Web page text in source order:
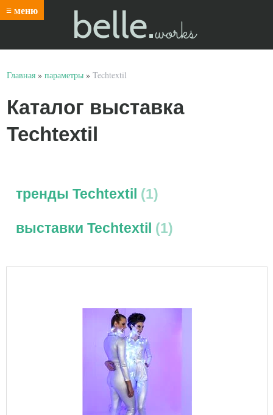
≡ меню belle.works
Главная » параметры » Techtextil
Каталог выставка
Techtextil
тренды Techtextil 1
выставки Techtextil 1